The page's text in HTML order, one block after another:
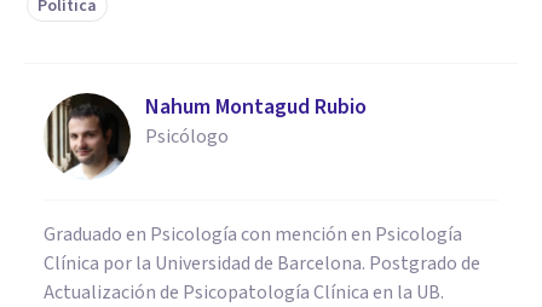
Política
Nahum Montagud Rubio
Psicólogo
Graduado en Psicología con mención en Psicología
Clínica por la Universidad de Barcelona. Postgrado de
Actualización de Psicopatología Clínica en la UB.